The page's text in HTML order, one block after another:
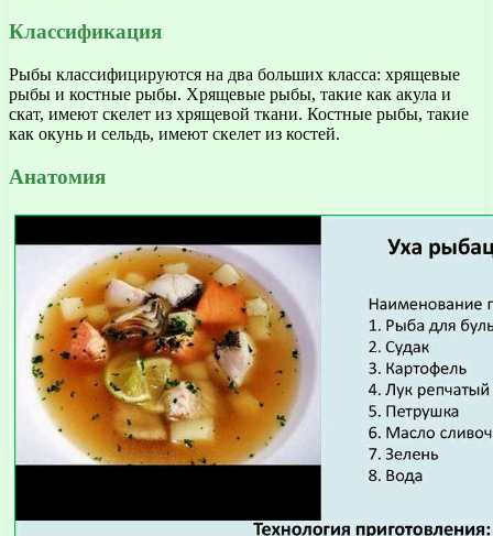
Классификация
Рыбы классифицируются на два больших класса: хрящевые
рыбы и костные рыбы. Хрящевые рыбы, такие как акула и
скат, имеют скелет из хрящевой ткани. Костные рыбы, такие
как окунь и сельдь, имеют скелет из костей.
Анатомия